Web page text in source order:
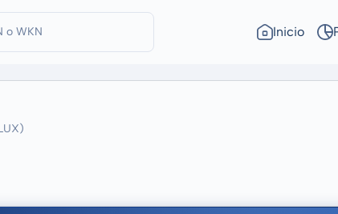
Inicio